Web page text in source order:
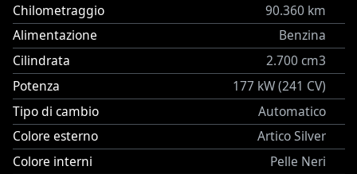
Chilometraggio
90.360 km
Alimentazione
Benzina
Cilindrata
2.700 cm3
Potenza
177 kW (241 CV)
Tipo di cambio
Automatico
Colore esterno
Artico Silver
Colore interni
Pelle Neri